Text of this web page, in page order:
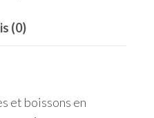
(0)
et boissons en